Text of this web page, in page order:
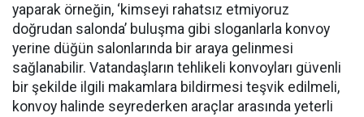
yaparak örneğin, ‘kimseyi rahatsız etmiyoruz
doğrudan salonda’ buluşma gibi sloganlarla konvoy
yerine düğün salonlarında bir araya gelinmesi
sağlanabilir. Vatandaşların tehlikeli konvoyları güvenli
bir şekilde ilgili makamlara bildirmesi teşvik edilmeli,
konvoy halinde seyrederken araçlar arasında yeterli